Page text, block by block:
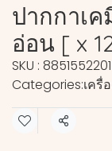
ปากกาเค
อ่อน [ x
SKU :
Categories:เครื่
Share